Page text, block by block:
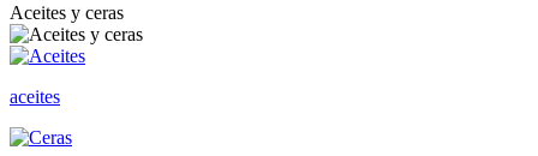
Aceites y ceras
aceites